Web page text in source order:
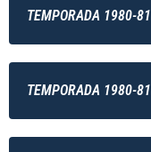
TEMPORADA 1980-81
TEMPORADA 1980-81